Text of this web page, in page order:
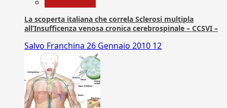
La scoperta italiana che correla Sclerosi multipla
all’Insufficenza venosa cronica cerebrospinale – CCSVI –
Salvo Franchina 26 Gennaio 2010 12